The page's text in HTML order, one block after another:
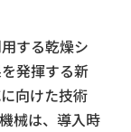
する乾燥シ
発揮する新
向けた技術
械は、導入時